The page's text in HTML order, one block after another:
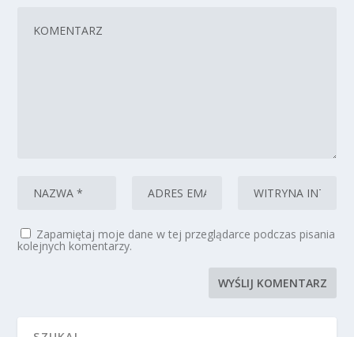
Zapamiętaj moje dane w tej przeglądarce podczas pisania
kolejnych komentarzy.